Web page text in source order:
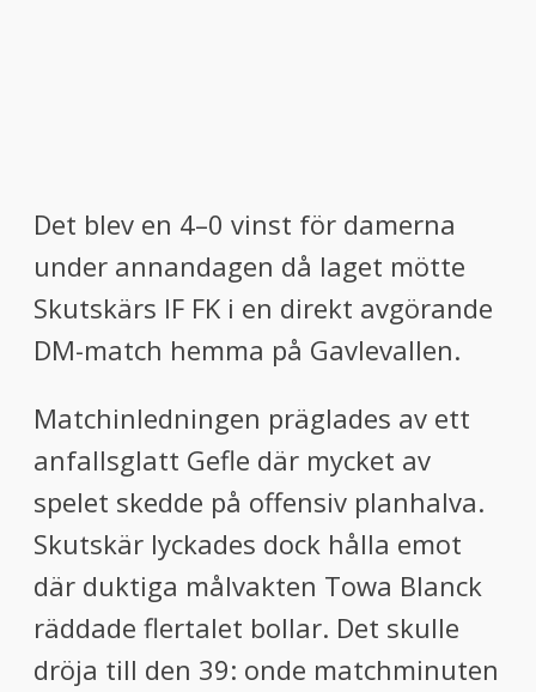
Det blev en 4–0 vinst för damerna
under annandagen då laget mötte
Skutskärs IF FK i en direkt avgörande
DM-match hemma på Gavlevallen.
Matchinledningen präglades av ett
anfallsglatt Gefle där mycket av
spelet skedde på offensiv planhalva.
Skutskär lyckades dock hålla emot
där duktiga målvakten Towa Blanck
räddade flertalet bollar. Det skulle
dröja till den 39: onde matchminuten